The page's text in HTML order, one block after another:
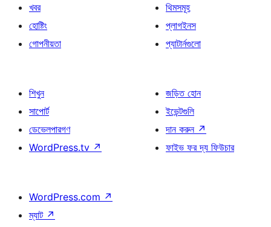
খবর
হোষ্টিং
গোপনীয়তা
থিমসমূহ
প্লাগইনস
প্যাটার্নগুলো
শিখুন
সাপোর্ট
ডেভেলপারগণ
WordPress.tv ↗
জড়িত হোন
ইভেন্টগুলি
দান করুন ↗
ফাইভ ফর দ্য ফিউচার
WordPress.com ↗
ম্যাট ↗